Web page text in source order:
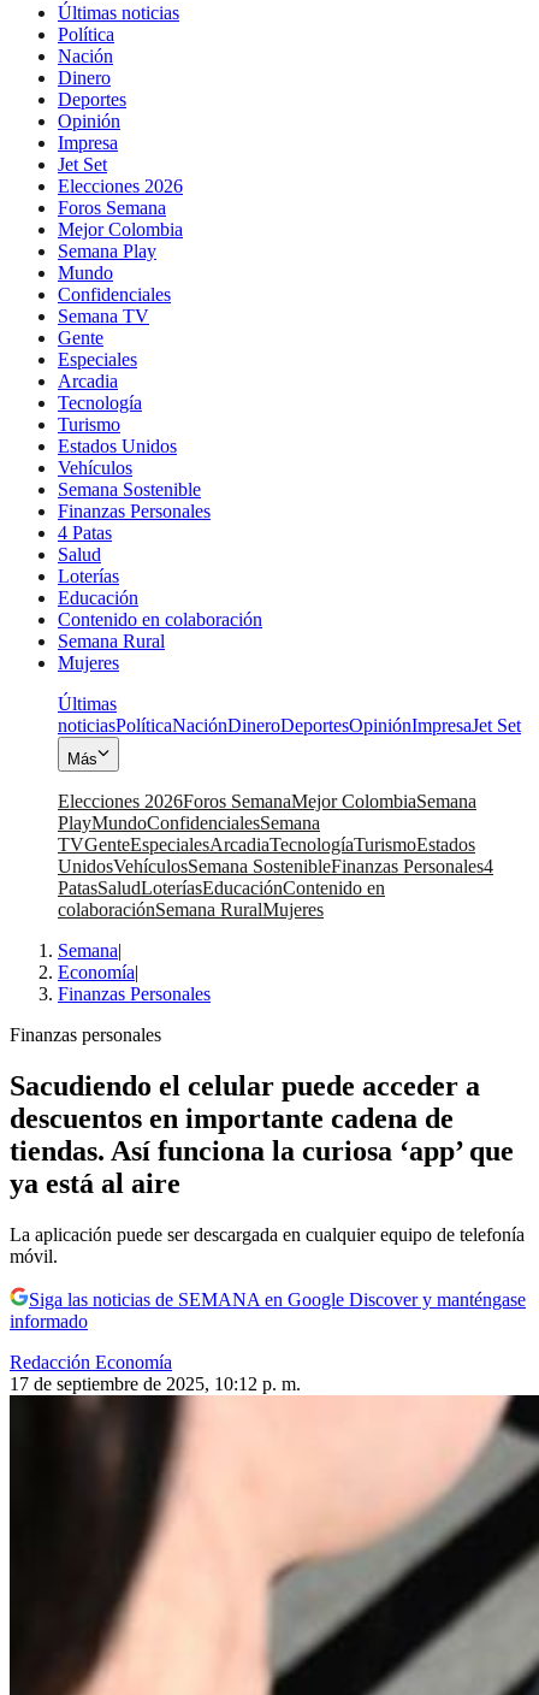
Últimas noticias
Política
Nación
Dinero
Deportes
Opinión
Impresa
Jet Set
Elecciones 2026
Foros Semana
Mejor Colombia
Semana Play
Mundo
Confidenciales
Semana TV
Gente
Especiales
Arcadia
Tecnología
Turismo
Estados Unidos
Vehículos
Semana Sostenible
Finanzas Personales
4 Patas
Salud
Loterías
Educación
Contenido en colaboración
Semana Rural
Mujeres
Últimas
noticiasPolíticaNaciónDineroDeportesOpiniónImpresaJet Set
Más
Elecciones 2026Foros SemanaMejor ColombiaSemana
PlayMundoConfidencialesSemana
TVGenteEspecialesArcadiaTecnologíaTurismoEstados
UnidosVehículosSemana SostenibleFinanzas Personales4
PatasSaludLoteríasEducaciónContenido en
colaboraciónSemana RuralMujeres
Semana|
Economía|
Finanzas Personales
Finanzas personales
Sacudiendo el celular puede acceder a
descuentos en importante cadena de
tiendas. Así funciona la curiosa ‘app’ que
ya está al aire
La aplicación puede ser descargada en cualquier equipo de telefonía
móvil.
Siga las noticias de SEMANA en Google Discover y manténgase
informado
Redacción Economía
17 de septiembre de 2025, 10:12 p. m.